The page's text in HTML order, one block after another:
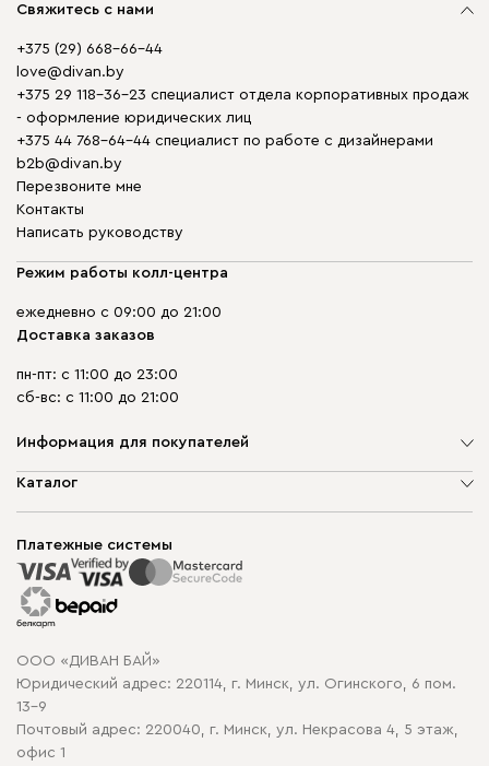
Свяжитесь с нами
+375 (29) 668-66-44
love@divan.by
+375 29 118-36-23 специалист отдела корпоративных продаж
- оформление юридических лиц
+375 44 768-64-44 специалист по работе с дизайнерами
b2b@divan.by
Перезвоните мне
Контакты
Написать руководству
Режим работы колл-центра
ежедневно с 09:00 до 21:00
Доставка заказов
пн-пт: с 11:00 до 23:00
сб-вс: с 11:00 до 21:00
Информация для покупателей
О компании
Способы оплаты
Рассрочка и кредит
Гарантия
Карта сайта
Политика конфиденциальности
Политика в отношении обработки cookie
Каталог
Корпусная мебель
Распродажа мебели
Платежные системы
ООО «ДИВАН БАЙ»
Юридический адрес: 220114, г. Минск, ул. Огинского, 6 пом.
13-9
Почтовый адрес: 220040, г. Минск, ул. Некрасова 4, 5 этаж,
офис 1